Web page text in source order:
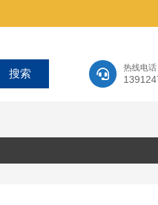
热线电话